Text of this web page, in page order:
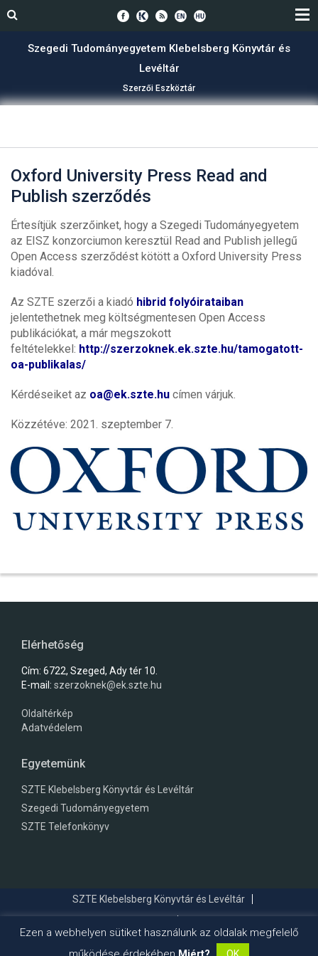
Szegedi Tudományegyetem Klebelsberg Könyvtár és
Levéltár
Szerzői Eszköztár
Oxford University Press Read and
Publish szerződés
Értesítjük szerzőinket, hogy a Szegedi Tudományegyetem
az EISZ konzorciumon keresztül Read and Publish jellegű
Open Access szerződést kötött a Oxford University Press
kiadóval.
Az SZTE szerzői a kiadó hibrid folyóirataiban
jelentethetnek meg költségmentesen Open Access
publikációkat, a már megszokott
feltételekkel: http://szerzoknek.ek.szte.hu/tamogatott-
oa-publikalas/
Kérdéseiket az oa@ek.szte.hu címen várjuk.
Közzétéve: 2021. szeptember 7.
Elérhetőség
Cím: 6722, Szeged, Ady tér 10.
E-mail: szerzoknek@ek.szte.hu
Oldaltérkép
Adatvédelem
Egyetemünk
SZTE Klebelsberg Könyvtár és Levéltár
Szegedi Tudományegyetem
SZTE Telefonkönyv
SZTE Klebelsberg Könyvtár és Levéltár
Szegedi Tudományegyetem Klebelsberg Könyvtár és Levéltár
Ezen a webhelyen sütiket használunk az oldalak megfelelő